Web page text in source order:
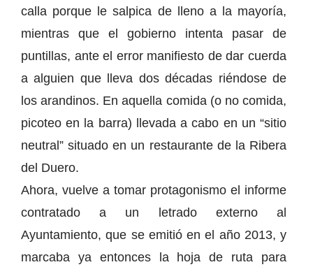
calla porque le salpica de lleno a la mayoría,
mientras que el gobierno intenta pasar de
puntillas, ante el error manifiesto de dar cuerda
a alguien que lleva dos décadas riéndose de
los arandinos. En aquella comida (o no comida,
picoteo en la barra) llevada a cabo en un “sitio
neutral” situado en un restaurante de la Ribera
del Duero.
Ahora, vuelve a tomar protagonismo el informe
contratado a un letrado externo al
Ayuntamiento, que se emitió en el año 2013, y
marcaba ya entonces la hoja de ruta para